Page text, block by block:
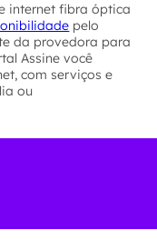
internet fibra óptica
pelo
da provedora para
Assine você
com serviços e
ou